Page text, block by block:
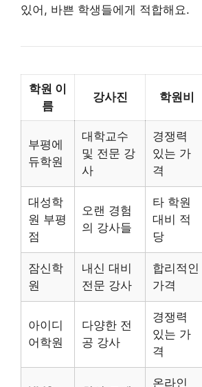
있어, 바쁜 학생들에게 적합해요.
학원 이
름
강사진 학원비
부평에
듀학원
대학교수
및 전문 강
사
경쟁력
있는 가
격
대성학
원 부평
점
오랜 경험
의 강사들
타 학원
대비 적
당
잠신학
원
내신 대비
전문 강사
합리적인
가격
아이디
어학원
다양한 전
공 강사
경쟁력
있는 가
격
온라인